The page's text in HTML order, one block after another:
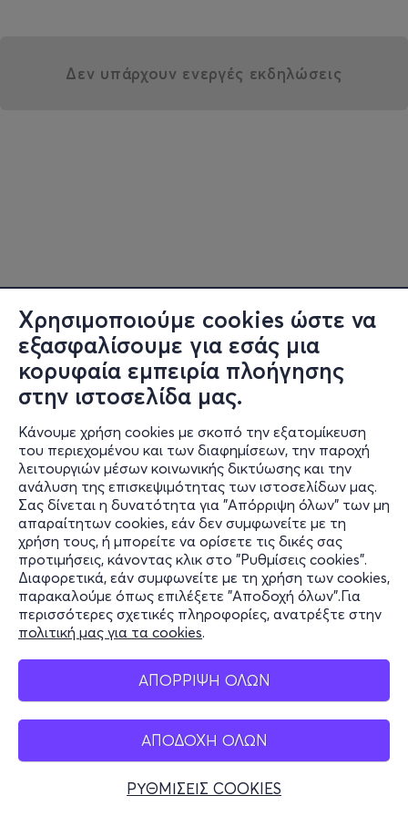
Χρησιμοποιούμε cookies ώστε να
εξασφαλίσουμε για εσάς μια
κορυφαία εμπειρία πλοήγησης
στην ιστοσελίδα μας.
Κάνουμε χρήση cookies με σκοπό την εξατομίκευση
του περιεχομένου και των διαφημίσεων, την παροχή
λειτουργιών μέσων κοινωνικής δικτύωσης και την
ανάλυση της επισκεψιμότητας των ιστοσελίδων μας.
Σας δίνεται η δυνατότητα για "Απόρριψη όλων" των μη
απαραίτητων cookies, εάν δεν συμφωνείτε με τη
χρήση τους, ή μπορείτε να ορίσετε τις δικές σας
προτιμήσεις, κάνοντας κλικ στο "Ρυθμίσεις cookies".
Διαφορετικά, εάν συμφωνείτε με τη χρήση των cookies,
παρακαλούμε όπως επιλέξετε "Αποδοχή όλων".Για
περισσότερες σχετικές πληροφορίες, ανατρέξτε στην
πολιτική μας για τα cookies.
ΑΠΟΡΡΙΨΗ ΟΛΩΝ
ΑΠΟΔΟΧΗ ΟΛΩΝ
ΡΥΘΜΙΣΕΙΣ COOKIES
Δεν υπάρχουν ενεργές εκδηλώσεις